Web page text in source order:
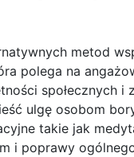
metod
polega na
społecznych
ulgę osobom
takie jak
i poprawy